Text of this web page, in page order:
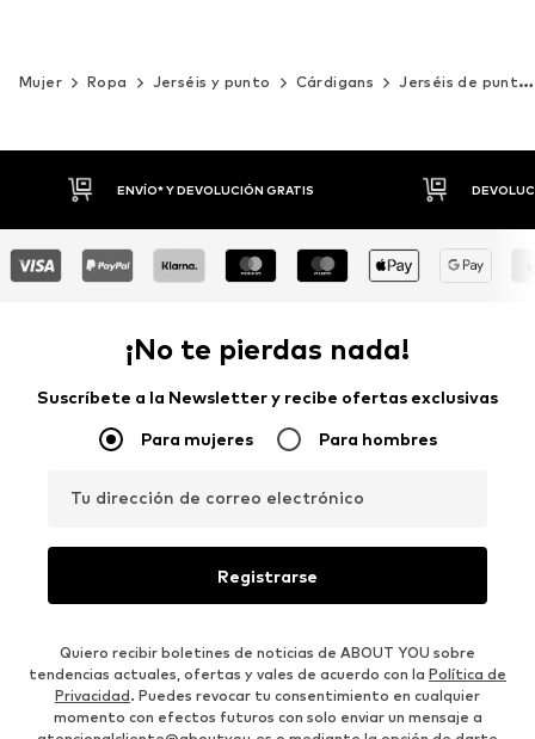
Mujer Ropa Jerséis y punto Cárdigans Jerséis de punto fino
DEVOLUCIONES HASTA 30 DÍAS
¡No te pierdas nada!
Suscríbete a la Newsletter y recibe ofertas exclusivas
Para mujeres Para hombres
Tu dirección de correo electrónico
Registrarse
Quiero recibir boletines de noticias de ABOUT YOU sobre
tendencias actuales, ofertas y vales de acuerdo con la Política de
Privacidad. Puedes revocar tu consentimiento en cualquier
momento con efectos futuros con solo enviar un mensaje a